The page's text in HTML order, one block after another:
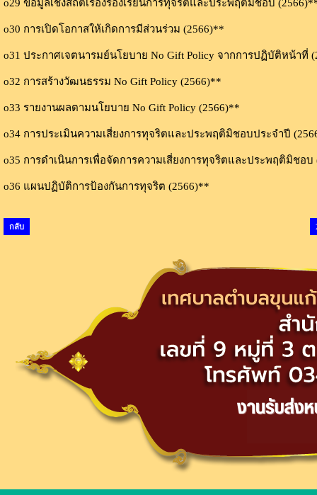
o29 ข้อมูลเชิงสถิติเรื่องร้องเรียนการทุจริตและประพฤติมิชอบ
o30 การเปิดโอกาสให้เกิดการมีส่วนร่วม (2566)**
o31 ประกาศเจตนารมย์นโยบาย No Gift Policy จากการปฏิบัติหน้าที่
o32 การสร้างวัฒนธรรม No Gift Policy (2566)**
o33 รายงานผลตามนโยบาย No Gift Policy (2566)**
o34 การประเมินความเสี่ยงการทุจริตและประพฤติมิชอบประจำปี
o35 การดำเนินการเพื่อจัดการความเสี่ยงการทุจริตและประพฤติมิชอบ
o36 แผนปฏิบัติการป้องกันการทุจริต (2566)**
กลับ